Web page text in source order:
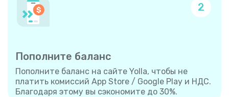
2
Пополните баланс
Пополните баланс на сайте Yolla, чтобы не
платить комиссий App Store / Google Play и НДС.
Благодаря этому вы сэкономите до 30%.